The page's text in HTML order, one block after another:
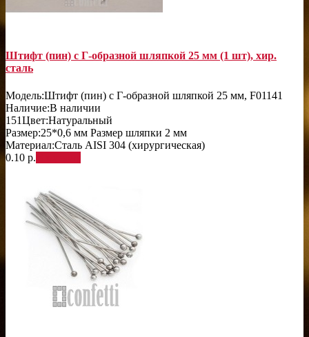
Штифт (пин) с Г-образной шляпкой 25 мм (1 шт), хир.
сталь
Модель:Штифт (пин) с Г-образной шляпкой 25 мм, F01141
Наличие:В наличии
151Цвет:Натуральный
Размер:25*0,6 мм Размер шляпки 2 мм
Материал:Сталь AISI 304 (хирургическая)
0.10 р.